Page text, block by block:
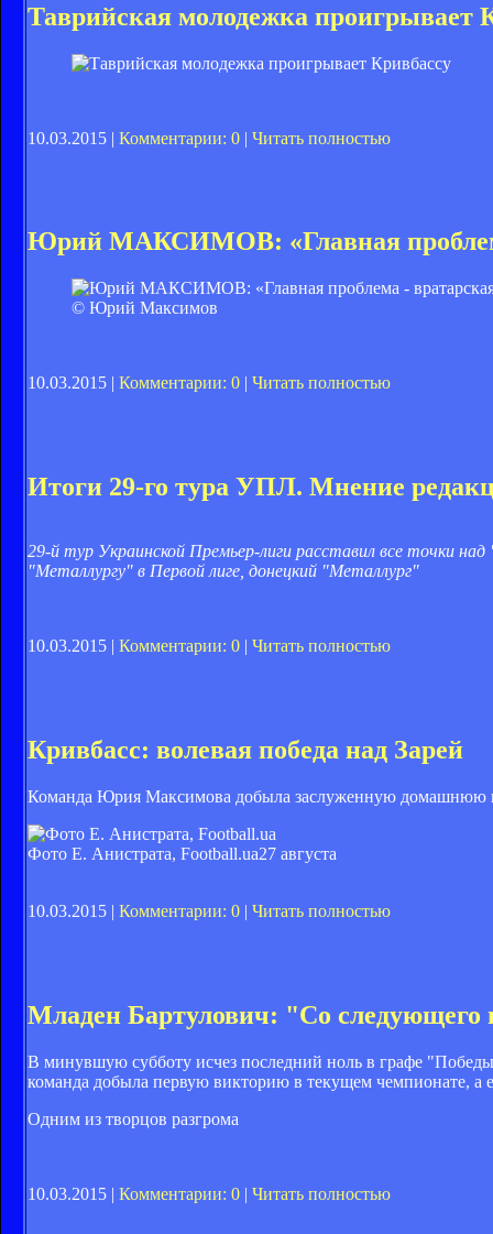
Таврийская молодежка проигрывает
10.03.2015 | Комментарии: 0 | Читать полностью
Юрий МАКСИМОВ: «Главная
© Юрий Максимов
10.03.2015 | Комментарии: 0 | Читать полностью
Итоги 29-го тура УПЛ. Мнение
29-й тур Украинской Премьер-лиги расставил все точки
"Металлургу" в Первой лиге, донецкий "Металлург"
10.03.2015 | Комментарии: 0 | Читать полностью
Кривбасс: волевая победа над Зарей
Команда Юрия Максимова добыла заслуженную домашнюю
Фото Е. Анистрата, Football.ua27 августа
10.03.2015 | Комментарии: 0 | Читать полностью
Младен Бартулович: "Со следующего
В минувшую субботу исчез последний ноль в графе
команда добыла первую викторию в текущем чемпионате, а
Одним из творцов разгрома
10.03.2015 | Комментарии: 0 | Читать полностью